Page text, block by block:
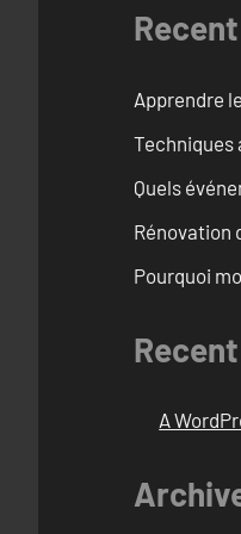
Apprendre
Techniques
Quels
Rénovation
Pourquoi
A